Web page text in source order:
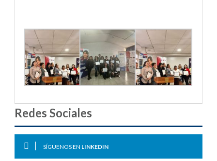
Redes Sociales
SÍGUENOS EN LINKEDIN